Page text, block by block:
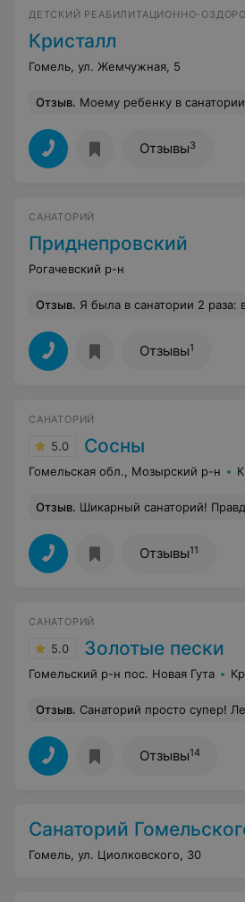
ДЕТСКИЙ РЕАБИЛИТАЦИОННО-
Кристалл
Гомель, ул. Жемчужная, 5
Отзыв. Моему ребенку в санатории очень нравиться. Но я, как мама, не довольна тем, что на всех сайтах сотрудники пишут, что для стирки детской одежды выделена стиральная машинка,
Отзывы3
САНАТОРИЙ
Приднепровский
Рогачевский р-н
Отзыв. Я была в санатории 2 раза: в 2005г. и в 2015г. Впечатления наилучшие. Поэтому и пишу для людей, ищущих спасения от проблем здоровья. Для комплексного лечения
Отзывы1
САНАТОРИЙ
5.0 Сосны
Гомельская обл., Мозырский р-н
Отзыв. Шикарный санаторий! Правда, не помешал бы прокат велосипедов, катамаранов! Бар
Отзывы11
САНАТОРИЙ
5.0 Золотые пески
Гомельский р-н пос. Новая Гута
Отзыв. Санаторий просто супер! Лечение шикарнейшее, очень удивило, что каждая процедура отпускается с вниманием, нет ощущения конвеера, как в других больших санаториях.
Отзывы14
Санаторий
Гомель, ул. Циолковского, 30